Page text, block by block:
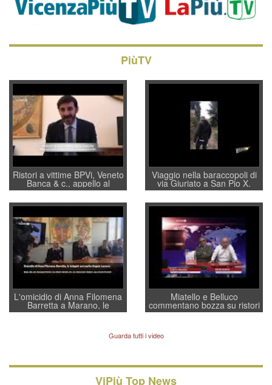
PiùTV
Ristori a vittime BPVi, Veneto
Banca & c., appello al
sottosegretario Alessio
Villarosa: per mettere ordine
convochi con Di Maio CNCU
a supporto della cabina di
regia al Mef
Viaggio nella baraccopoli di
via Giuriato a San Pio X.
Vicenza ai Vicentini: “faremo
un regalo di Natale ai
residenti”
L'omicidio di Anna Filomena
Barretta a Marano, le
indagini dei carabinieri di
Lavarra: più avvincenti di
quelle di... Barbara D'Urso
Miatello e Belluco
commentano bozza su ristori
BPVi e Veneto Banca
Guarda tutti i video
ViPiù Top News